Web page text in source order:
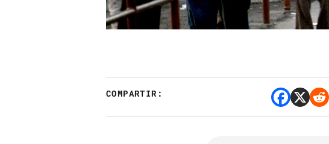
COMPARTIR: